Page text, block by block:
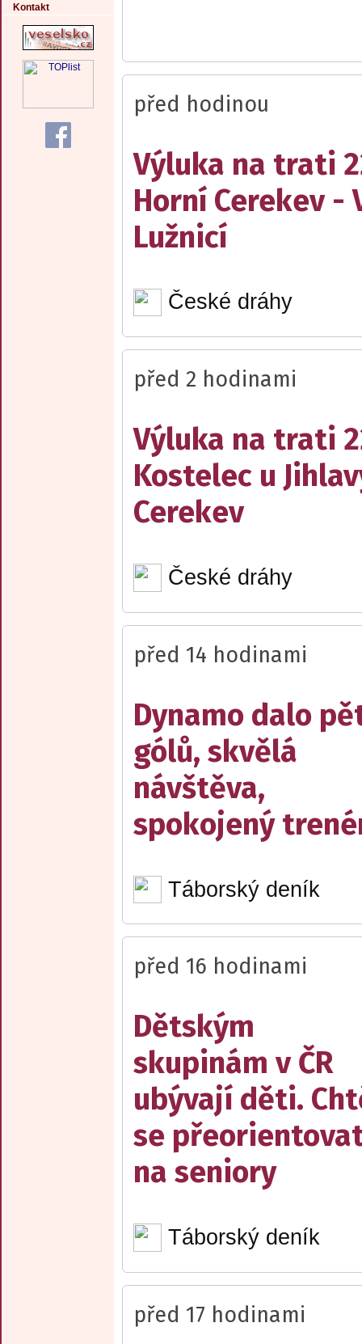
Kontakt
před hodinou
Výluka na trati
Horní Cerekev -
Lužnicí
České dráhy
před 2 hodinami
Výluka na trati
Kostelec u
Cerekev
České dráhy
před 14 hodinami
Dynamo dalo
gólů, skvělá
návštěva,
spokojený
Táborský deník
před 16 hodinami
Dětským
skupinám v ČR
ubývají děti.
se
na seniory
Táborský deník
před 17 hodinami